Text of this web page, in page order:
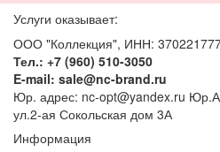
Услуги оказывает:
ООО "Коллекция", ИНН:
Тел.: +7 (960) 510-3050
E-mail: sale@nc-brand.ru
Юр. адрес: nc-opt@yandex.ru
ул.2-ая Сокольская дом 3А
Информация